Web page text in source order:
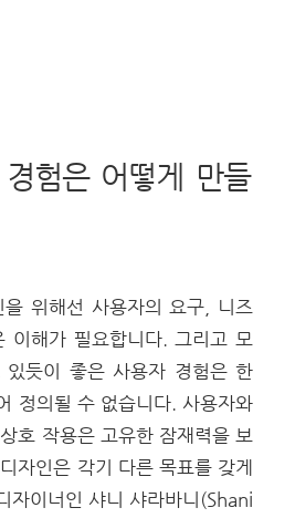
험은 어떻게 만들
위해선 사용자의 요구, 니즈
이해가 필요합니다.
그리고 모
듯이 좋은 사용자 경험은 한
정의될 수 없습니다. 사용자와
호 작용은 고유한 잠재력을 보
자인은 각기 다른 목표를 갖게
자이너인 샤니 샤라바니(Shani